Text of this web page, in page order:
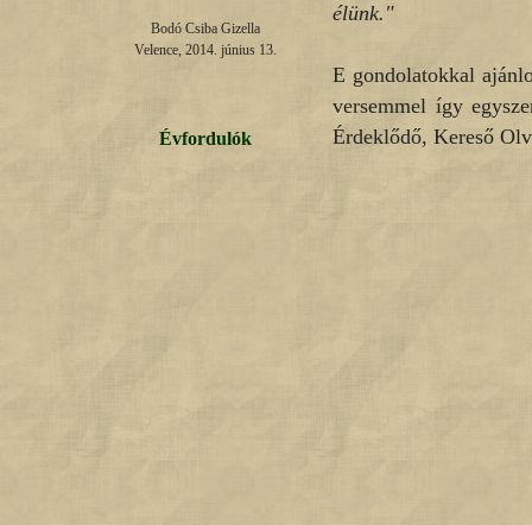
Bodó Csiba Gizella
Velence, 2014. június 13.
Évfordulók
élünk."
E gondolatokkal
versemmel így
Érdeklődő, Kereső